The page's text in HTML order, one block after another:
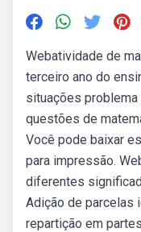
Webatividade de
terceiro ano do
situações
questões de
Você pode baixar
para impressão.
diferentes
Adição de parcelas
repartição em